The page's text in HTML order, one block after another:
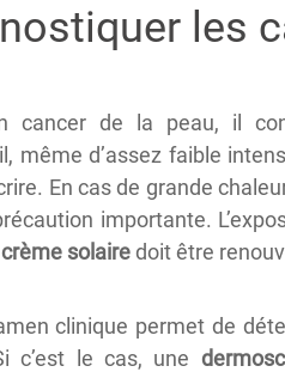
les
cancer de la peau, il
même d’assez faible
En cas de grande
importante.
crème solaire doit être
clinique permet de
c’est le cas, une